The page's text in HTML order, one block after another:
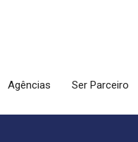
Agências Ser Parceiro